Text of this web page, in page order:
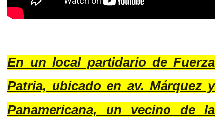
En un local partidario de Fuerza
Patria, ubicado en av. Márquez y
Panamericana, un vecino de la